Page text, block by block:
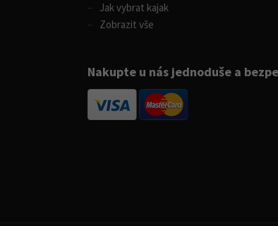
Jak vybrat kajak
Zobrazit vše
Nakupte u nás jednoduše a